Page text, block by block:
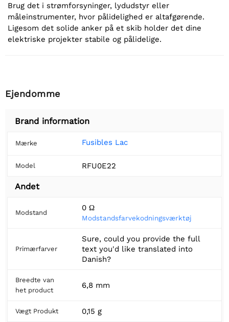
Brug det i strømforsyninger, lydudstyr eller
måleinstrumenter, hvor pålidelighed er altafgørende.
Ligesom det solide anker på et skib holder det dine
elektriske projekter stabile og pålidelige.
Ejendomme
Brand information
Mærke Fusibles Lac
Model RFU0E22
Andet
Modstand
0 Ω
Modstandsfarvekodningsværktøj
Primærfarver
Sure, could you provide the full
text you'd like translated into
Danish?
Breedte van
het product
6,8 mm
Vægt Produkt 0,15 g